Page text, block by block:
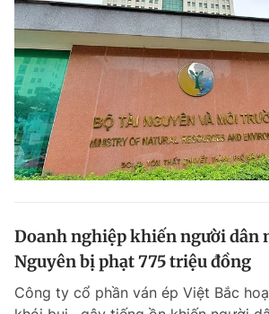
Doanh nghiệp khiến người dân
Nguyên bị phạt 775 triệu đồng
Công ty cổ phần ván ép Việt Bắc